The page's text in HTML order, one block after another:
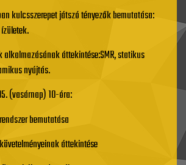
kulcsszerepet játszó tényezők bemutatása:
áttekintése:SMR, statikus
nyújtás.
(vasárnap) 10-óra:
bemutatása
áttekintése